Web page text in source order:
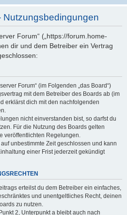
Nutzungsbedingungen
Forum“ („https://forum.home-
dir und dem Betreiber ein Vertrag
Forum“ (im Folgenden „das Board“)
mit dem Betreiber des Boards ab (im
erklärst dich mit den nachfolgenden
nicht einverstanden bist, so darfst du
Für die Nutzung des Boards gelten
veröffentlichten Regelungen.
unbestimmte Zeit geschlossen und kann
einer Frist jederzeit gekündigt
erteilst du dem Betreiber ein einfaches,
und unentgeltliches Recht, deinen
zu nutzen.
2, Unterpunkt a bleibt auch nach